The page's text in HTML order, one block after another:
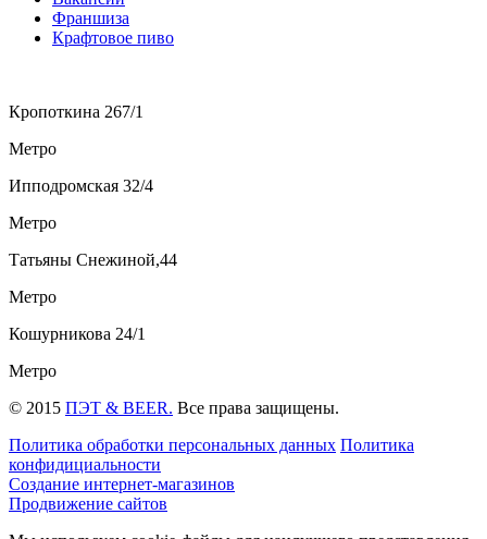
Франшиза
Крафтовое пиво
Кропоткина 267/1
Метро
Ипподромская 32/4
Метро
Татьяны Снежиной,44
Метро
Кошурникова 24/1
Метро
© 2015 ПЭТ & BEER. Все права защищены.
Политика обработки персональных данных Политика
конфидициальности
Создание интернет-магазинов
Продвижение сайтов